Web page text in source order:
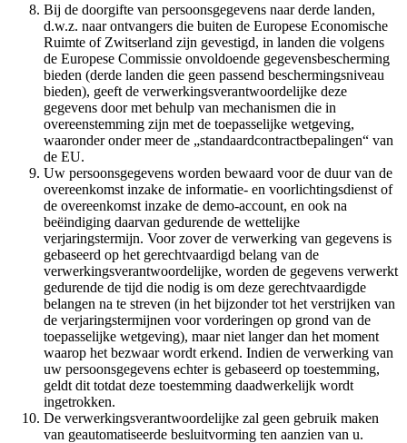
Bij de doorgifte van persoonsgegevens naar derde landen,
d.w.z. naar ontvangers die buiten de Europese Economische
Ruimte of Zwitserland zijn gevestigd, in landen die volgens
de Europese Commissie onvoldoende gegevensbescherming
bieden (derde landen die geen passend beschermingsniveau
bieden), geeft de verwerkingsverantwoordelijke deze
gegevens door met behulp van mechanismen die in
overeenstemming zijn met de toepasselijke wetgeving,
waaronder onder meer de „standaardcontractbepalingen“ van
de EU.
Uw persoonsgegevens worden bewaard voor de duur van de
overeenkomst inzake de informatie- en voorlichtingsdienst of
de overeenkomst inzake de demo-account, en ook na
beëindiging daarvan gedurende de wettelijke
verjaringstermijn. Voor zover de verwerking van gegevens is
gebaseerd op het gerechtvaardigd belang van de
verwerkingsverantwoordelijke, worden de gegevens verwerkt
gedurende de tijd die nodig is om deze gerechtvaardigde
belangen na te streven (in het bijzonder tot het verstrijken van
de verjaringstermijnen voor vorderingen op grond van de
toepasselijke wetgeving), maar niet langer dan het moment
waarop het bezwaar wordt erkend. Indien de verwerking van
uw persoonsgegevens echter is gebaseerd op toestemming,
geldt dit totdat deze toestemming daadwerkelijk wordt
ingetrokken.
De verwerkingsverantwoordelijke zal geen gebruik maken
van geautomatiseerde besluitvorming ten aanzien van u.